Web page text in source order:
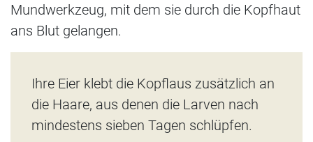
Mundwerkzeug, mit dem sie durch die Kopfhaut
ans Blut gelangen.
Ihre Eier klebt die Kopflaus zusätzlich an
die Haare, aus denen die Larven nach
mindestens sieben Tagen schlüpfen.